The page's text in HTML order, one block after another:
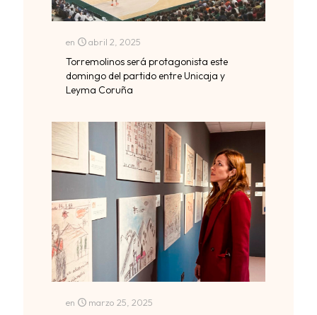
en abril 2, 2025
Torremolinos será protagonista este
domingo del partido entre Unicaja y
Leyma Coruña
en marzo 25, 2025